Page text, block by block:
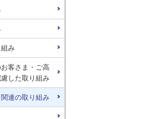
み
客さま・ご高
した取り組み
連の取り組み